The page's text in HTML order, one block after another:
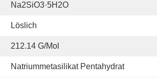
Na2SiO3·5H2O
Löslich
212.14 G/mol
Natriummetasilikat Pentahydrat